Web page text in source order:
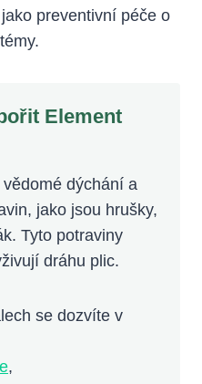
preventivní péče o
Element
dýchání a
jako jsou hrušky,
Tyto potraviny
dráhu plic.
se dozvíte v
,